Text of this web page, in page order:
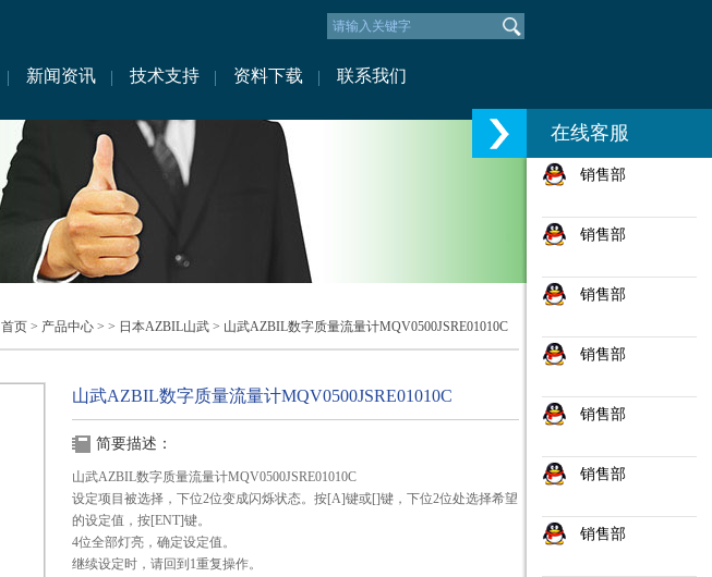
新闻资讯 技术支持 资料下载 联系我们
首页 > 产品中心 > > 日本AZBIL山武 > 山武AZBIL数字质量流量计MQV0500JSRE01010C
山武AZBIL数字质量流量计MQV0500JSRE01010C
简要描述：
山武AZBIL数字质量流量计MQV0500JSRE01010C
设定项目被选择，下位2位变成闪烁状态。按[A]键或[]键，下位2位处选择希望
的设定值，按[ENT]键。
4位全部灯亮，确定设定值。
继续设定时，请回到1重复操作。
在线客服
销售部
销售部
销售部
销售部
销售部
销售部
销售部